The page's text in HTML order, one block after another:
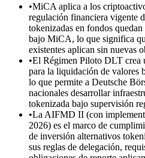
•MiCA aplica a los
regulación financiera vigente
tokenizadas en fondos
bajo MiCA, lo que significa
existentes aplican sin nuevas
•El Régimen Piloto DLT crea
para la liquidación de valores
lo que permite a Deutsche
nacionales desarrollar
tokenizada bajo supervisión
•La AIFMD II (con
2026) es el marco de
de inversión alternativos
sus reglas de delegación,